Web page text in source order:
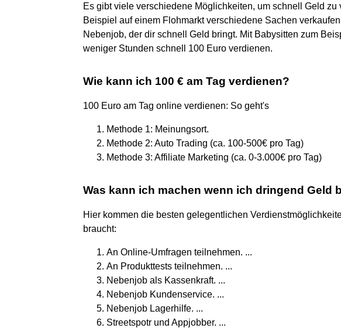
Es gibt viele verschiedene Möglichkeiten, um schnell Geld zu
Beispiel auf einem Flohmarkt verschiedene Sachen
Nebenjob, der dir schnell Geld bringt. Mit Babysitten zum
weniger Stunden schnell 100 Euro verdienen.
Wie kann ich 100 € am Tag verdienen?
100 Euro am Tag online verdienen: So geht's
Methode 1: Meinungsort.
Methode 2: Auto Trading (ca. 100-500€ pro Tag)
Methode 3: Affiliate Marketing (ca. 0-3.000€ pro Tag)
Was kann ich machen wenn ich dringend Geld
Hier kommen die besten gelegentlichen
braucht:
An Online-Umfragen teilnehmen. ...
An Produkttests teilnehmen. ...
Nebenjob als Kassenkraft. ...
Nebenjob Kundenservice. ...
Nebenjob Lagerhilfe. ...
Streetspotr und Appjobber. ...